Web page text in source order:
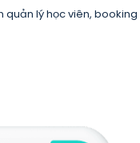
quản lý học viên,